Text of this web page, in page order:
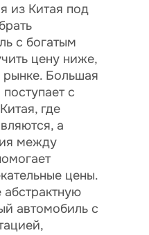
из Китая под
с богатым
цену ниже,
Большая
с
где
а
между
цены.
автомобиль с